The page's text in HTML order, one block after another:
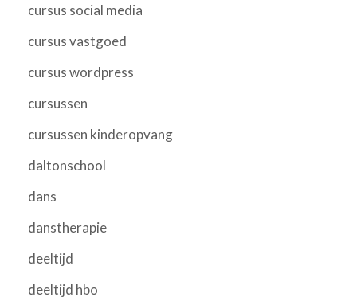
cursus social media
cursus vastgoed
cursus wordpress
cursussen
cursussen kinderopvang
daltonschool
dans
danstherapie
deeltijd
deeltijd hbo